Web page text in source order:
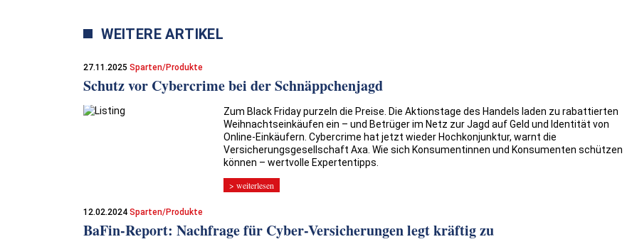
WEITERE ARTIKEL
27.11.2025 Sparten/Produkte
Schutz vor Cybercrime bei der Schnäppchenjagd
Zum Black Friday purzeln die Preise. Die Aktionstage des Handels laden zu rabattierten
Weihnachtseinkäufen ein – und Betrüger im Netz zur Jagd auf Geld und Identität von
Online-Einkäufern. Cybercrime hat jetzt wieder Hochkonjunktur, warnt die
Versicherungsgesellschaft Axa. Wie sich Konsumentinnen und Konsumenten schützen
können – wertvolle Expertentipps.
> weiterlesen
12.02.2024 Sparten/Produkte
BaFin-Report: Nachfrage für Cyber-Versicherungen legt kräftig zu